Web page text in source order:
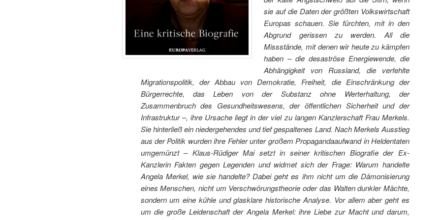
sie auf die Daten der größten Volkswirtschaft
Europas schauen. Sie fürchten, mit in den
Abgrund gerissen zu werden. All die
Missstände, mit denen wir heute zu kämpfen
haben – die desaströse Energiewende, die
Abhängigkeit von Russland, die verfehlte
Migrationspolitik, der Abbau von Demokratie, Freiheit, die Einschränkung der
Bürgerrechte, das Leben von der Substanz ohne Werterhaltung, der
Zusammenbruch des Gesundheitswesens, der öffentlichen Sicherheit und der
Infrastruktur –, ihre Ursache liegt in der viel zu langen Kanzlerschaft Frau Merkels.
Sie hinterließ ein niedergehendes und tief gespaltenes Land. Nach Merkels Ausstieg
aus der Politik wurden ihre Fehler unter großem Propagandaaufwand in Heldentaten
umgemünzt – Klaus-Rüdiger Mai setzt in seiner kritischen Biografie der Ex-
Kanzlerin Fakten gegen Legenden und widmet sich der Frage: Warum handelte
Angela Merkel, wie sie handelte? Dabei geht es ihm nicht um die Dämonisierung
eines Menschen, nicht um Verschwörungstheorie oder das Walten dunkler Mächte,
sondern um eine kühle und glasklare historische Analyse. Vor allem aber geht es
um die große Leidenschaft der Angela Merkel: ihre Liebe zur Macht und darum,